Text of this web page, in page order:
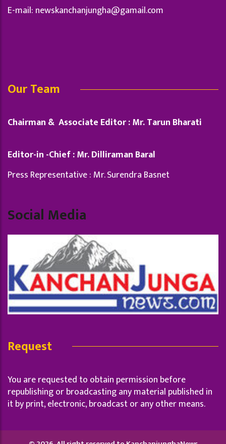
E-mail: newskanchanjungha@gamail.com
Our Team
Chairman & Associate Editor : Mr. Tarun Bharati
Editor-in -Chief : Mr. Dilliraman Baral
Press Representative : Mr. Surendra Basnet
Social Media
Request
You are requested to obtain permission before
republishing or broadcasting any material published in
it by print, electronic, broadcast or any other means.